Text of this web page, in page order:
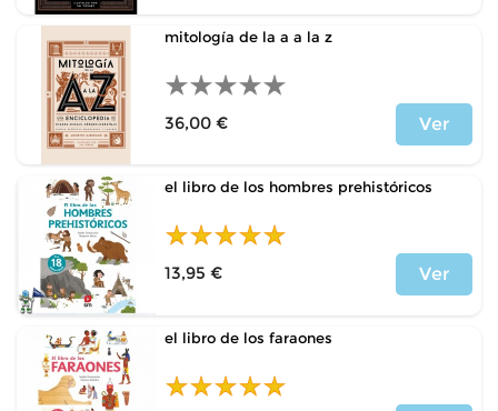
mitología de la a a la z
36,00 €
Ver
el libro de los hombres prehistóricos
13,95 €
Ver
el libro de los faraones